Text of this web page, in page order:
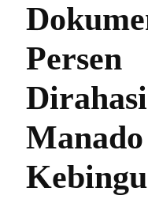
Persen
Manado